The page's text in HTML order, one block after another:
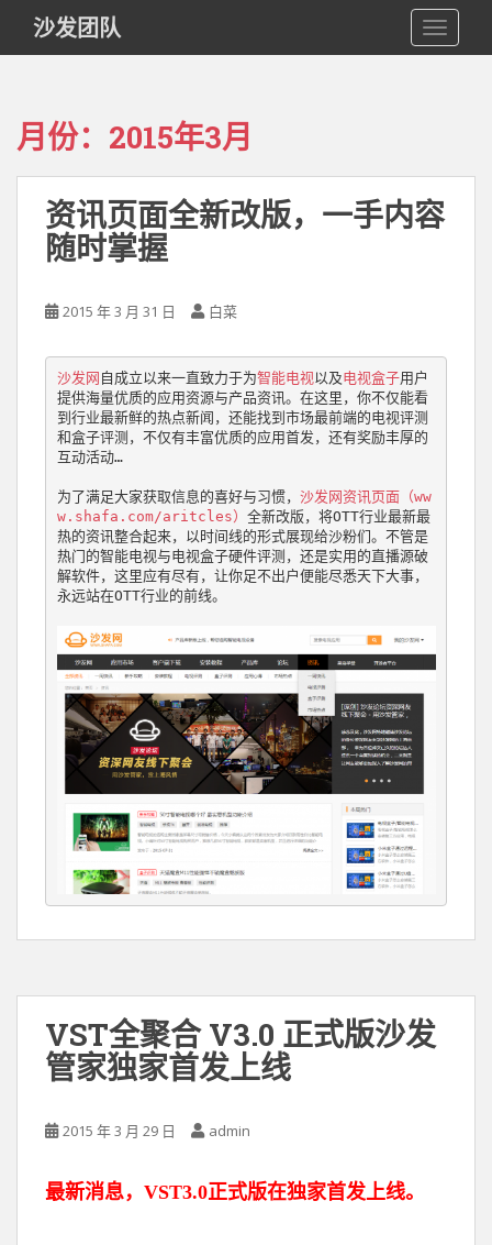
i
沙发团队
月份：2015年3月
资讯页面全新改版，一手内容
随时掌握
2015 年 3 月 31 日 白菜
沙发网 自成立以来一直致力于为智能电视 以及电视盒子用户
提供海量优质的应用资源与产品资讯。在这里，你不仅能看
到行业最新鲜的热点新闻，还能找到市场最前端的电视评测
和盒子评测，不仅有丰富优质的应用首发，还有奖励丰厚的
互动活动…
为了满足大家获取信息的喜好与习惯， 沙发网资讯页面（ww
w.shafa.com/aritcles） 全新改版，将OTT行业最新最
热的资讯整合起来，以时间线的形式展现给沙粉们。不管是
热门的智能电视与电视盒子硬件评测，还是实用的直播源破
解软件，这里应有尽有，让你足不出户便能尽悉天下大事，
永远站在OTT行业的前线。
VST全聚合 V3.0 正式版沙发
管家独家首发上线
2015 年 3 月 29 日 admin
最新消息，VST3.0正式版在独家首发上线。